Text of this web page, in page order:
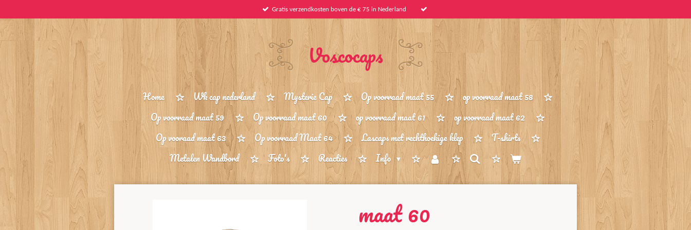
hoofdinhoud
Gratis verzendkosten boven de € 75 in Nederland
Voscocaps
Home Wk cap nederland Mysterie Cap Op voorraad maat 55
op voorraad maat 58
Op voorraad maat 59
Op voorraad maat 60 op voorraad maat 61
op voorraad maat 62
Op vooraad maat 63
Op voorraad Maat 64 Lascaps met rechthoekige klep
T-shirts
Metalen Wandbord
Foto's Reacties Info
maat 60